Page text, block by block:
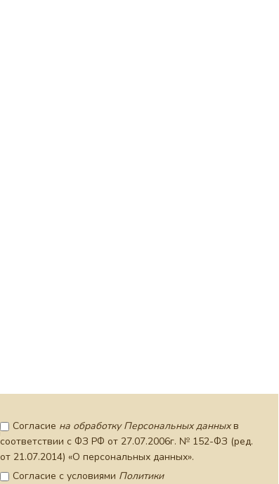
Согласие на обработку Персональных данныхв
соответствии с ФЗ РФ от 27.07.2006г. № 152-ФЗ (ред.
от 21.07.2014) «О персональных данных».
Согласие с условиями Политики